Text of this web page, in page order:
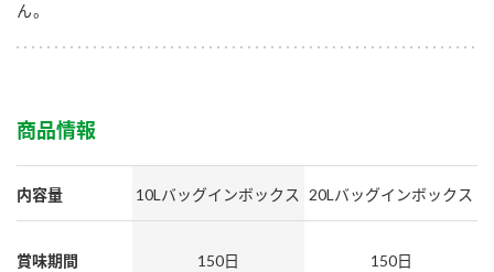
中華
Fibee（ファイビー）
カンタン酢
お酢ドリンク
味ぽん
ミツカングループについて
企業理念
ミツカンを知る
ん。
商品情報
内容量 10Lバッグインボックス 20Lバッグインボックス
賞味期間 150日 150日